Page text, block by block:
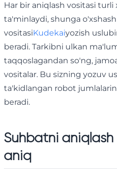
Har bir aniqlash vositasi turli
ta'minlaydi, shunga
vositasiKudekaiyozish
beradi. Tarkibni ulkan
taqqoslagandan so'ng,
vositalar. Bu sizning yozuv
ta'kidlangan robot
beradi.
Suhbatni
aniq